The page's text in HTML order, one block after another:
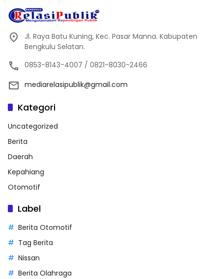
Jl. Raya Batu Kuning, Kec. Pasar Manna. Kabupaten
Bengkulu Selatan.
0853-8143-4007 / 0821-8030-2466
mediarelasipublik@gmail.com
Kategori
Uncategorized
Berita
Daerah
Kepahiang
Otomotif
Label
Berita Otomotif
Tag Berita
Nissan
Berita Olahraga